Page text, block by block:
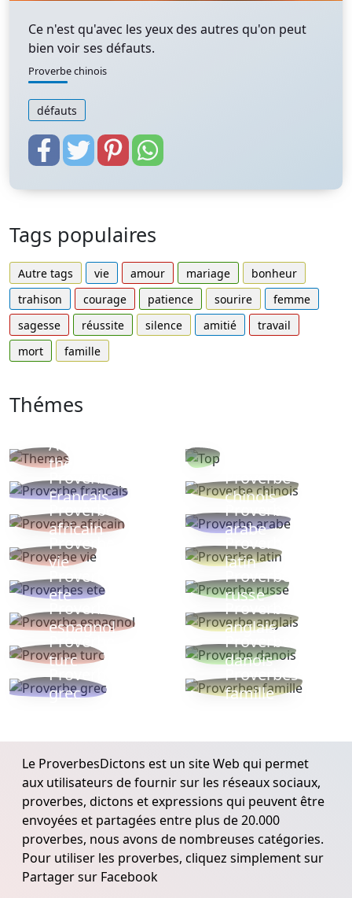
Ce n'est qu'avec les yeux des autres qu'on peut
bien voir ses défauts.
Proverbe chinois
défauts
Tags populaires
Autre tags vie amour mariage
bonheur
trahison
courage patience sourire
femme
sagesse
réussite silence amitié
travail
mort
famille
Thémes
Autres
thèmes
Proverbe
Français
Proverbe
chinois
Proverbe
africain
Proverbe
arabe
Proverbe
vie
Proverbe
latin
Proverbes
ete
Proverbe
russe
Proverbe
espagnol
Proverbe
anglais
Proverbe
turc
Proverbe
danois
Proverbe
grec
Proverbes
famille
Le ProverbesDictons est un site Web qui permet
aux utilisateurs de fournir sur les réseaux sociaux,
proverbes, dictons et expressions qui peuvent être
envoyées et partagées entre plus de 20.000
proverbes, nous avons de nombreuses catégories.
Pour utiliser les proverbes, cliquez simplement sur
Partager sur Facebook